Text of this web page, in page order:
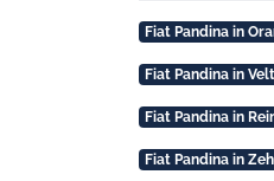
Fiat Pandina in
Fiat Pandina in
Fiat Pandina in
Fiat Pandina in